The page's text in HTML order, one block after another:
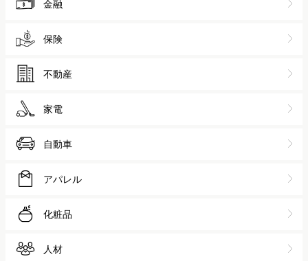
金融
保険
不動産
家電
自動車
アパレル
化粧品
人材